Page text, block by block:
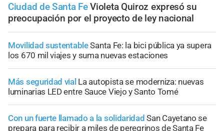
Ciudad de Santa Fe Violeta Quiroz expresó su
preocupación por el proyecto de ley nacional
Movilidad sustentableSanta Fe: la bici pública ya supera
los 670 mil viajes y suma nuevas estaciones
Más seguridad vial La autopista se moderniza: nuevas
luminarias LED entre Sauce Viejo y Santo Tomé
Con un fuerte llamado a la solidaridad San Cayetano se
prepara para recibir a miles de peregrinos de Santa Fe